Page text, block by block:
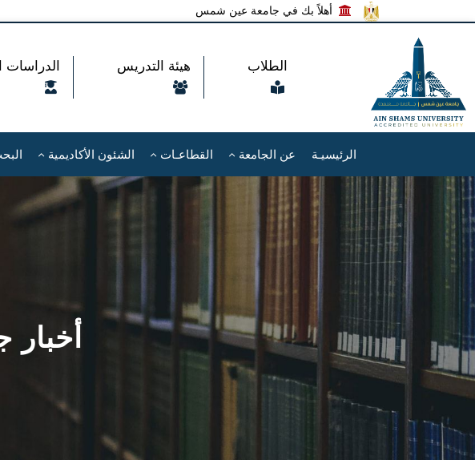
أهلاً بك في جامعة عين شمس
الطلاب هيئة التدريس الدراسات
الرئيسيـة عن الجامعة القطاعـات الشئون الأكاديمية